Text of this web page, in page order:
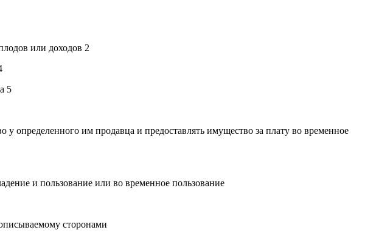
или доходов 2
5
у определенного им продавца и предоставлять имущество за плату во временное
и пользование или во временное пользование
сторонами